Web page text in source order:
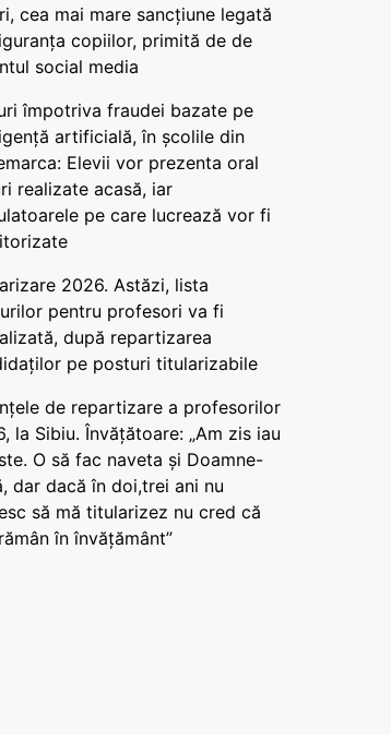
cea mai mare sancțiune legată
copiilor, primită de de
social media
împotriva fraudei bazate pe
artificială, în școlile din
Elevii vor prezenta oral
realizate acasă, iar
pe care lucrează vor fi
2026. Astăzi, lista
pentru profesori va fi
după repartizarea
pe posturi titularizabile
de repartizare a profesorilor
la Sibiu. Învățătoare: „Am zis iau
O să fac naveta și Doamne-
dar dacă în doi,trei ani nu
să mă titularizez nu cred că
în învățământ”